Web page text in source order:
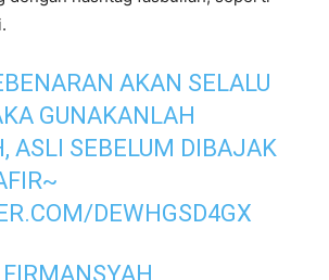
AKAN SELALU
GUNAKANLAH
ASLI SEBELUM DIBAJAK
DEWHGSD4GX